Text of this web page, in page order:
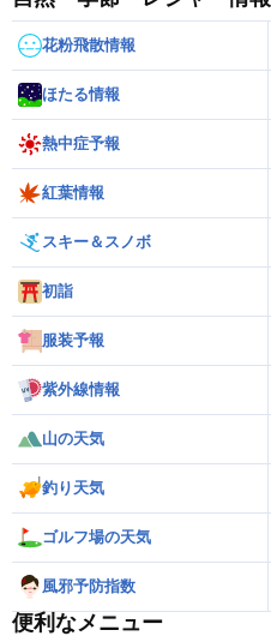
花粉飛散情報
ほたる情報
熱中症予報
紅葉情報
スキー＆スノボ
初詣
服装予報
紫外線情報
山の天気
釣り天気
ゴルフ場の天気
風邪予防指数
便利なメニュー